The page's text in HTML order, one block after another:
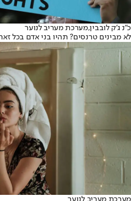
כ״נ ג'ק לובבין,מערכת מעריב לנוער
לא מבינים טרנסים? תהיו בני אדם בכל